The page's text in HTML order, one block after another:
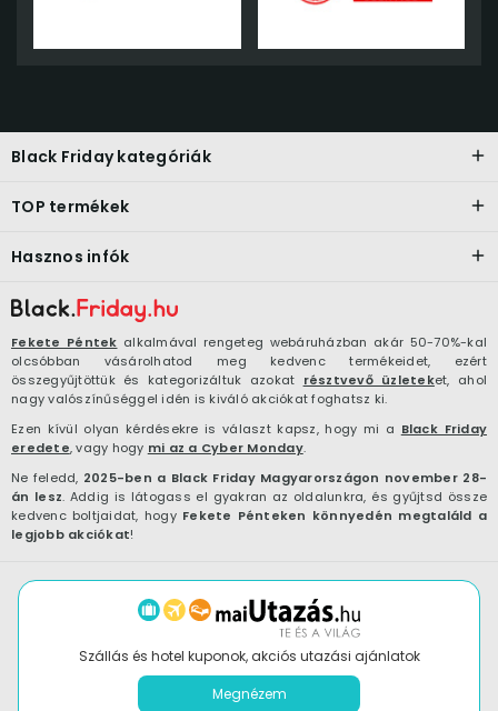
Fekete Péntek alkalmával rengeteg webáruházban akár 50-70%-kal
olcsóbban vásárolhatod meg kedvenc termékeidet, ezért
összegyűjtöttük és kategorizáltuk azokat résztvevő üzleteket, ahol
nagy valószínűséggel idén is kiváló akciókat foghatsz ki.
Ezen kívül olyan kérdésekre is választ kapsz, hogy mi a Black Friday
eredete, vagy hogy mi az a Cyber Monday.
Ne feledd, 2025-ben a Black Friday Magyarországon november 28-
án lesz. Addig is látogass el gyakran az oldalunkra, és gyűjtsd össze
kedvenc boltjaidat, hogy Fekete Pénteken könnyedén megtaláld a
legjobb akciókat!
Black Friday kategóriák
TOP termékek
Hasznos infók
Szállás és hotel kuponok, akciós utazási ajánlatok
Megnézem